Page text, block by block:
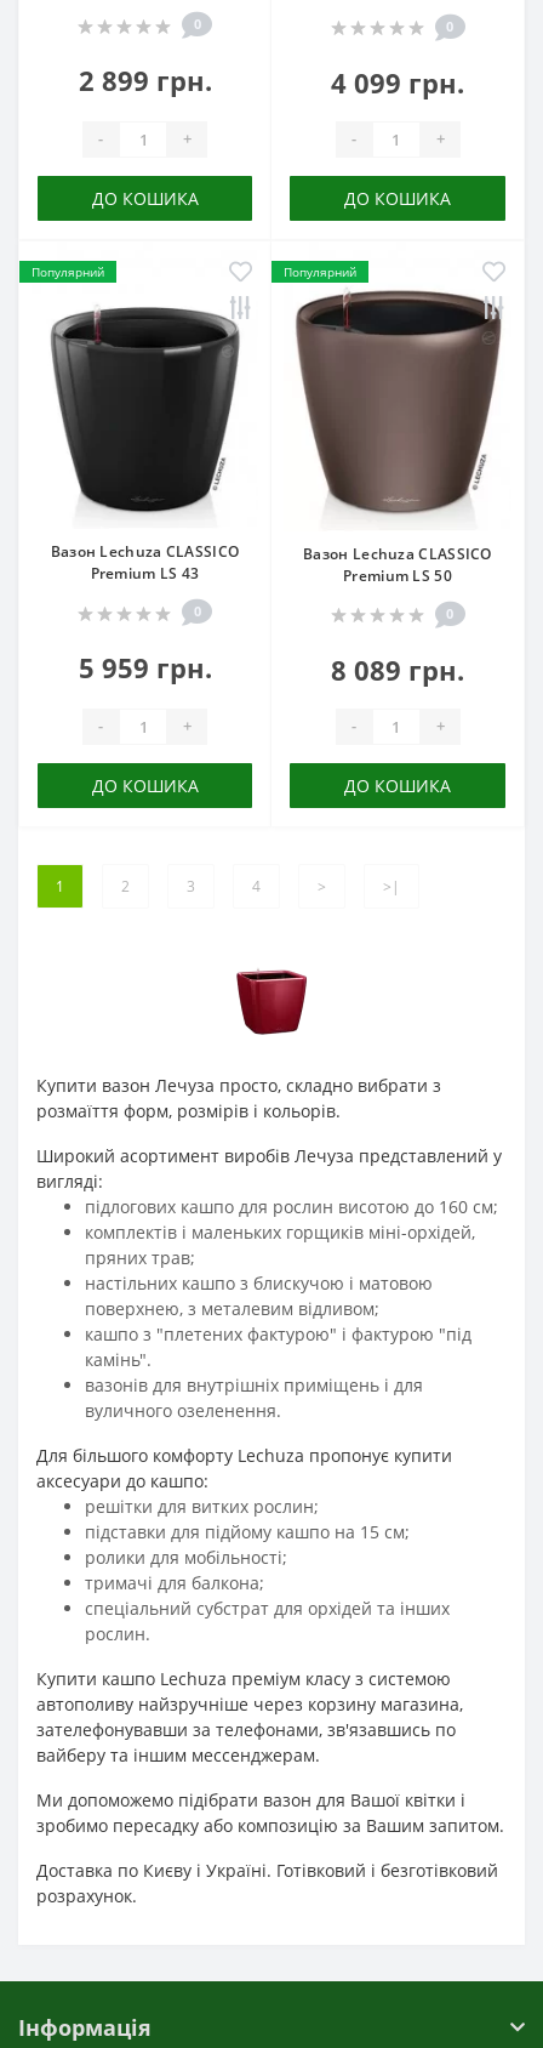
0
2 899 грн.
- +
ДО КОШИКА
0
4 099 грн.
- +
ДО КОШИКА
Популярний
Вазон Lechuza CLASSICO
Premium LS 43
0
5 959 грн.
- +
ДО КОШИКА
Популярний
Вазон Lechuza CLASSICO
Premium LS 50
0
8 089 грн.
- +
ДО КОШИКА
1 2 3 4 > >|
Купити вазон Лечуза просто, складно вибрати з
розмаїття форм, розмірів і кольорів.
Широкий асортимент виробів Лечуза представлений у
вигляді:
підлогових кашпо для рослин висотою до 160 см;
комплектів і маленьких горщиків міні-орхідей,
пряних трав;
настільних кашпо з блискучою і матовою
поверхнею, з металевим відливом;
кашпо з "плетених фактурою" і фактурою "під
камінь".
вазонів для внутрішніх приміщень і для
вуличного озеленення.
Для більшого комфорту Lechuza пропонує купити
аксесуари до кашпо:
решітки для витких рослин;
підставки для підйому кашпо на 15 см;
ролики для мобільності;
тримачі для балкона;
спеціальний субстрат для орхідей та інших
рослин.
Купити кашпо Lechuza преміум класу з системою
автополиву найзручніше через корзину магазина,
зателефонувавши за телефонами, зв'язавшись по
вайберу та іншим мессенджерам.
Ми допоможемо підібрати вазон для Вашої квітки і
зробимо пересадку або композицію за Вашим запитом.
Доставка по Києву і Україні. Готівковий і безготівковий
розрахунок.
Інформація